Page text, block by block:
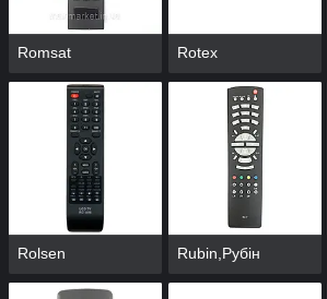
Romsat Rotex
Rolsen Rubin,Рубін